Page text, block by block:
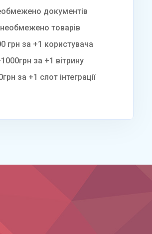
документів
необмежено товарів
грн за +1 користувача
за +1 вітрину
за +1 слот інтеграції